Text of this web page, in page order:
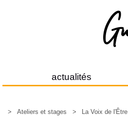
actualités
> Ateliers et stages > La Voix de l'Être